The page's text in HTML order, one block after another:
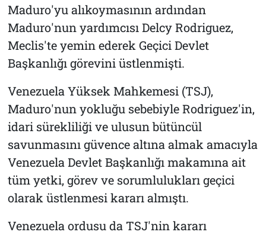
Maduro'yu alıkoymasının ardından
Maduro'nun yardımcısı Delcy Rodriguez,
Meclis'te yemin ederek Geçici Devlet
Başkanlığı görevini üstlenmişti.
Venezuela Yüksek Mahkemesi (TSJ),
Maduro'nun yokluğu sebebiyle Rodriguez'in,
idari sürekliliği ve ulusun bütüncül
savunmasını güvence altına almak amacıyla
Venezuela Devlet Başkanlığı makamına ait
tüm yetki, görev ve sorumlulukları geçici
olarak üstlenmesi kararı almıştı.
Venezuela ordusu da TSJ'nin kararı